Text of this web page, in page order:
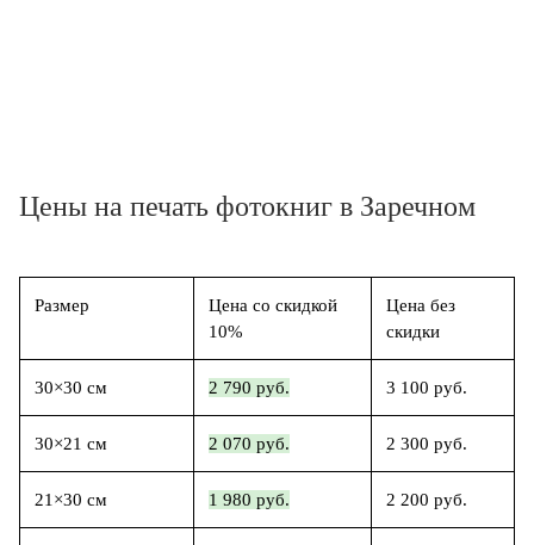
Цены на печать фотокниг в Заречном
Размер
Цена со скидкой
10%
Цена без
скидки
30×30 см 2 790 руб. 3 100 руб.
30×21 см 2 070 руб. 2 300 руб.
21×30 см 1 980 руб. 2 200 руб.